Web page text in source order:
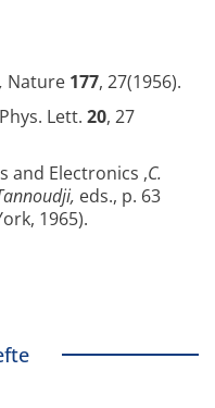
Nature 177, 27(1956).
Phys. Lett. 20, 27
and Electronics ,C.
eds., p. 63
1965).